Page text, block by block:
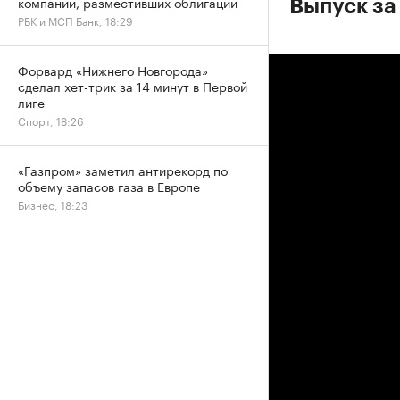
Выпуск
РБК и МСП Банк, 18:29
Форвард «Нижнего Новгорода»
сделал хет-трик за 14 минут в Первой
лиге
Спорт, 18:26
«Газпром» заметил антирекорд по
объему запасов газа в Европе
Бизнес, 18:23